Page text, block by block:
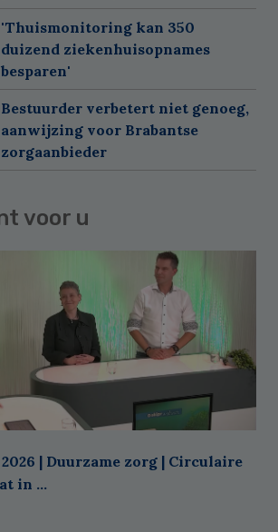
'Thuismonitoring kan 350
duizend ziekenhuisopnames
besparen'
Bestuurder verbetert niet genoeg,
aanwijzing voor Brabantse
zorgaanbieder
voor u
| Duurzame zorg | Circulaire
in ...